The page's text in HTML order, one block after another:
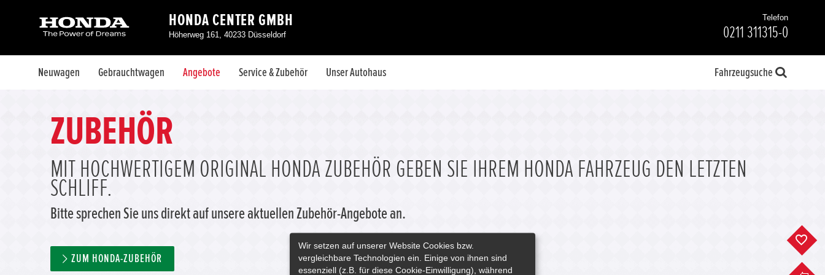
HONDA CENTER GMBH
Höherweg 161, 40233 Düsseldorf
Telefon
0211 311315-0
Neuwagen Gebrauchtwagen Angebote Service & Zubehör Unser Autohaus Fahrzeugsuche
ZUBEHÖR
MIT HOCHWERTIGEM ORIGINAL HONDA ZUBEHÖR GEBEN SIE IHREM HONDA FAHRZEUG DEN LETZTEN
SCHLIFF.
Bitte sprechen Sie uns direkt auf unsere aktuellen Zubehör-Angebote an.
ZUM HONDA-ZUBEHÖR
Wir setzen auf unserer Website Cookies bzw.
vergleichbare Technologien ein. Einige von ihnen sind
essenziell (z.B. für diese Cookie-Einwilligung), während